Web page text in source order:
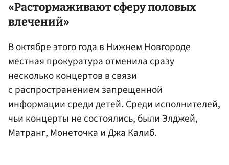
«Растормаживают сферу половых
влечений»
В октябре этого года в Нижнем Новгороде
местная прокуратура отменила сразу
несколько концертов в связи
с распространением запрещенной
информации среди детей. Среди исполнителей,
чьи концерты не состоялись, были Элджей,
Матранг, Монеточка и Джа Калиб.